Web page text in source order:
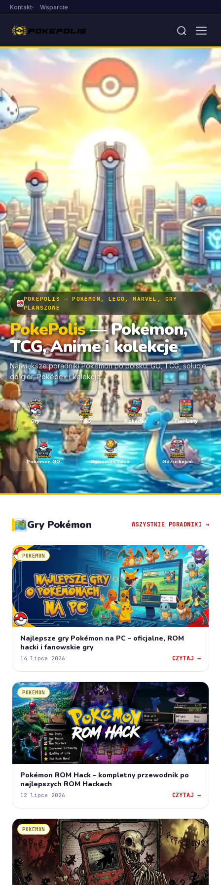
Kontakt Wsparcie
POKEPOLIS — POKÉMON, LEGO, MARVEL, GRY
PLANSZOWE
PokePolis— Pokémon,
TCG, Anime i kolekcje
Największe poradniki Pokémon po polsku: GO, TCG, solucje
do gier, Pokédex i kolekcje.
Gry TCG Pokédex Tier Listy
Pokémon GO Pokémon Tazo Gdzie kupić
Gry Pokémon WSZYSTKIE PORADNIKI →
POKEMON
Najlepsze gry Pokémon na PC – oficjalne, ROM
hacki i fanowskie gry
14 lipca 2026 CZYTAJ →
POKEMON
Pokémon ROM Hack – kompletny przewodnik po
najlepszych ROM Hackach
12 lipca 2026 CZYTAJ →
POKEMON